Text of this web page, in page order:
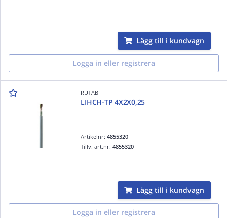
Lägg till i kundvagn
Logga in eller registrera
RUTAB
LIHCH-TP 4X2X0,25
Artikelnr:4855320
Tillv. art.nr:4855320
Lägg till i kundvagn
Logga in eller registrera